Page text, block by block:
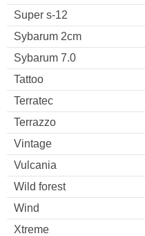
Super s-12
Sybarum 2cm
Sybarum 7.0
Tattoo
Terratec
Terrazzo
Vintage
Vulcania
Wild forest
Wind
Xtreme